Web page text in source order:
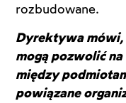
rozbudowane.
Dyrektywa mówi,
mogą pozwolić
między
powiązane